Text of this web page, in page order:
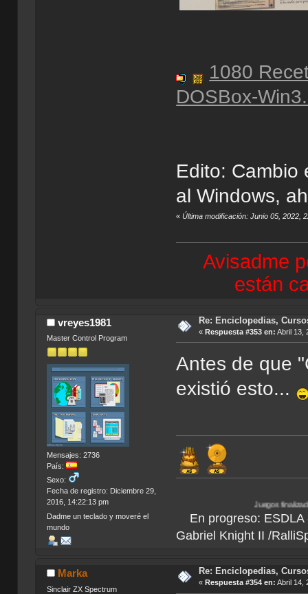
1080
DOSBox-
Edito: Cambio
al Windows,
«Última modificación: Junio 05, 2022,
Avisadme
están
vreyes1981
Master Control Program
Mensajes: 2736
País:
Sexo:
Fecha de registro: Diciembre 29,
2016, 14:22:13 pm
Dadme un teclado y moveré el
mundo
Re: Enciclopedias,
« Respuesta #353 en: Abril 13,
Antes de que
existió esto...
Juegos finalizados:Bionicle Heroes
En progreso: ESDLA
Gabriel Knight II /
Marka
Sinclair ZX Spectrum
Re: Enciclopedias,
« Respuesta #354 en: Abril 14,